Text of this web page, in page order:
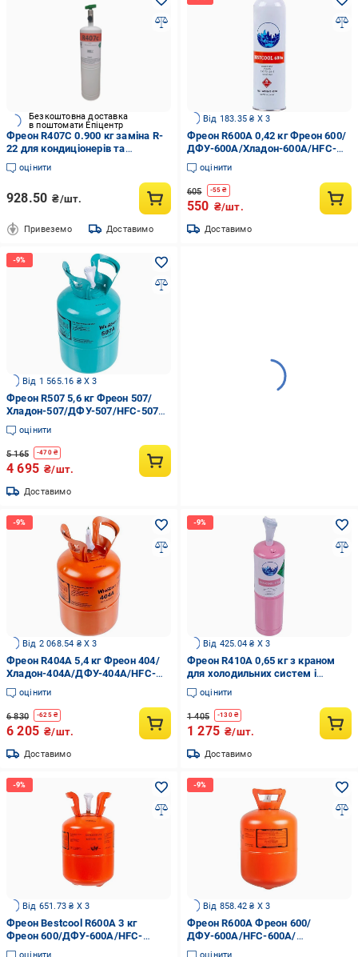
Безкоштовна доставка
в поштомати Епіцентр
Фреон R407C 0.900 кг заміна R-
22 для кондиціонерів та
теплових насосів
оцінити
928.50 ₴/шт.
Привеземо Доставимо
Від 183.35 ₴ X 3
Фреон R600A 0,42 кг Фреон 600/
ДФУ-600A/Хладон-600A/HFC-
600A (00000043399)
оцінити
605 -55 ₴
550 ₴/шт.
Доставимо
Від 1 565.16 ₴ X 3
Фреон R507 5,6 кг Фреон 507/
Хладон-507/ДФУ-507/HFC-507
(00000043394)
оцінити
5 165 -470₴
4 695 ₴/шт.
Доставимо
Від 2 068.54 ₴ X 3
Фреон R404A 5,4 кг Фреон 404/
Хладон-404A/ДФУ-404A/HFC-
404A (00000043395)
оцінити
6 830 -625₴
6 205 ₴/шт.
Доставимо
Від 425.04 ₴ X 3
Фреон R410А 0,65 кг з краном
для холодильних систем і
кондиціонерів (00000043290)
оцінити
1 405 -130₴
1 275 ₴/шт.
Доставимо
Від 651.73 ₴ X 3
Фреон Bestcool R600A 3 кг
Фреон 600/ДФУ-600A/HFC-
600A/Хладон-600A
Від 858.42 ₴ X 3
Фреон R600A Фреон 600/
ДФУ-600A/HFC-600A/
Хладон-600A 6,5 кг